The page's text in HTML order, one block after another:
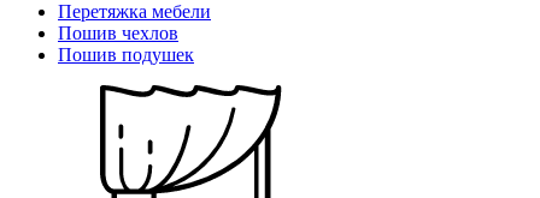
Перетяжка мебели
Пошив чехлов
Пошив подушек